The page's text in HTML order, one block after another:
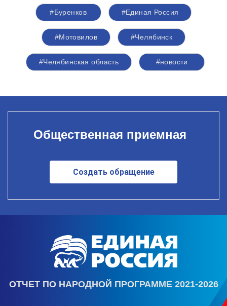
#Буренков #Единая Россия
#Мотовилов #Челябинск
#Челябинская область #новости
Общественная приемная
Создать обращение
ОТЧЕТ ПО НАРОДНОЙ ПРОГРАММЕ 2021-2026